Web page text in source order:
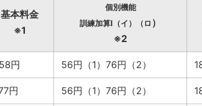
基本料金
※1
個別機能
訓練加算I（イ）（ロ ）
※2
円 56円（1）76円（2）
円 56円（1）76円（2）